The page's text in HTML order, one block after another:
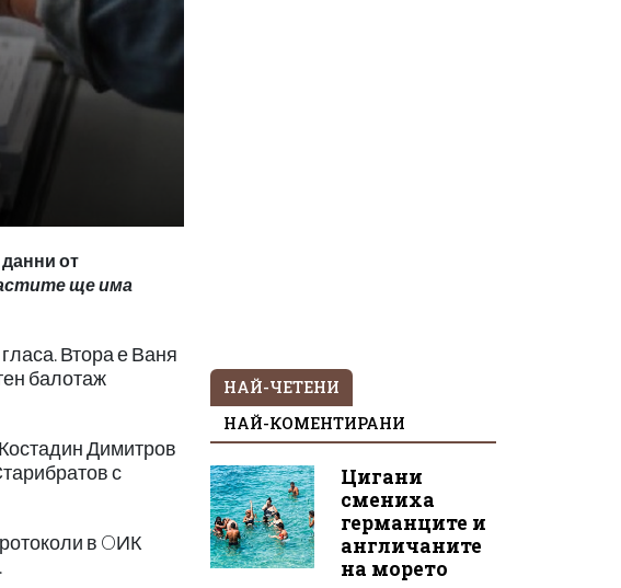
от
ще има
Втора е Ваня
балотаж
Димитров
с
в OИК
НАЙ-ЧЕТЕНИ
НАЙ-КОМЕНТИРАНИ
Цигани
смениха
германците и
англичаните
на морето